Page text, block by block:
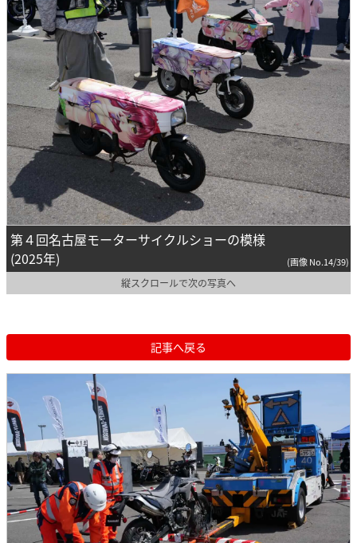
第４回名古屋モーターサイクルショーの模様
(2025年)
(画像 No.14/39)
縦スクロールで次の写真へ
記事へ戻る